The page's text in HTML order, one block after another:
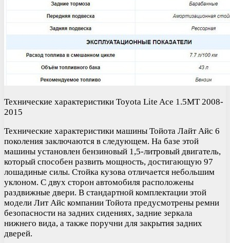
Технические характеристики Toyota Lite Ace 1.5MT 2008-
2015
Технические характеристики машины Тойота Лайт Айс 6
поколения заключаются в следующем. На базе этой
машины установлен бензиновый 1,5-литровый двигатель,
который способен развить мощность, достигающую 97
лошадиные силы. Стойка кузова отличается небольшим
уклоном. С двух сторон автомобиля расположены
раздвижные двери. В стандартной комплектации этой
модели Лит Айс компании Тойота предусмотрены ремни
безопасности на задних сидениях, задние зеркала
нижнего вида, а также поручни для закрытия задних
дверей.